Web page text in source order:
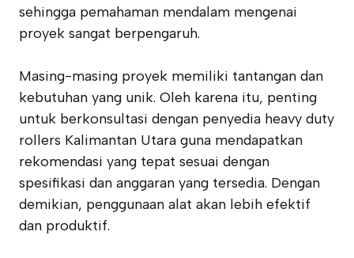
sehingga pemahaman mendalam mengenai
proyek sangat berpengaruh.
Masing-masing proyek memiliki tantangan dan
kebutuhan yang unik. Oleh karena itu, penting
untuk berkonsultasi dengan penyedia heavy duty
rollers Kalimantan Utara guna mendapatkan
rekomendasi yang tepat sesuai dengan
spesifikasi dan anggaran yang tersedia. Dengan
demikian, penggunaan alat akan lebih efektif
dan produktif.